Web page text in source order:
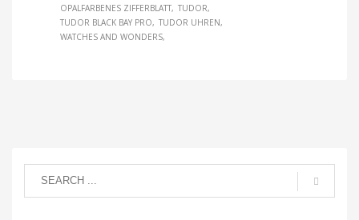
OPALFARBENES ZIFFERBLATT TUDOR
TUDOR BLACK BAY PRO
TUDOR UHREN
WATCHES AND WONDERS